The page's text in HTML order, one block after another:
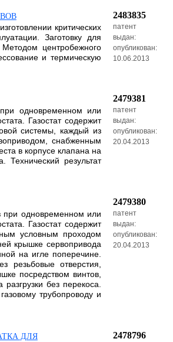
критических
Заготовку для
Методом центробежного
и термическую
2483835
патент
выдан:
опубликован:
10.06.2013
одновременном или
Газостат содержит
системы, каждый из
снабженным
в корпусе клапана на
результат
2479381
патент
выдан:
опубликован:
20.04.2013
при одновременном или
Газостат содержит
условным проходом
крышке сервопривода
на игле поперечине.
резьбовые отверстия,
посредством винтов,
без перекоса.
трубопроводу и
2479380
патент
выдан:
опубликован:
20.04.2013
ДЛЯ
2478796